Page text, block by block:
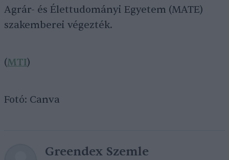
Agrár- és Élettudományi Egyetem (MATE)
szakemberei végezték.
(MTI)
Fotó: Canva
Greendex Szemle